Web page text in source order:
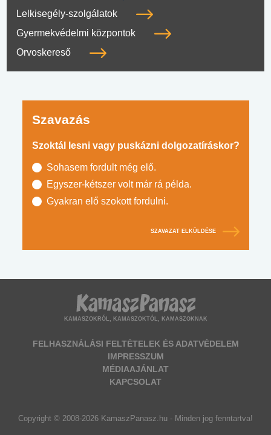
Lelkisegély-szolgálatok
Gyermekvédelmi központok
Orvoskereső
Szavazás
Szoktál lesni vagy puskázni dolgozatíráskor?
Sohasem fordult még elő.
Egyszer-kétszer volt már rá példa.
Gyakran elő szokott fordulni.
SZAVAZAT ELKÜLDÉSE
KAMASZOKRÓL, KAMASZOKTÓL, KAMASZOKNAK
FELHASZNÁLÁSI FELTÉTELEK ÉS ADATVÉDELEM
IMPRESSZUM
MÉDIAAJÁNLAT
KAPCSOLAT
Copyright © 2008-2026 KamaszPanasz.hu - Minden jog fenntartva!